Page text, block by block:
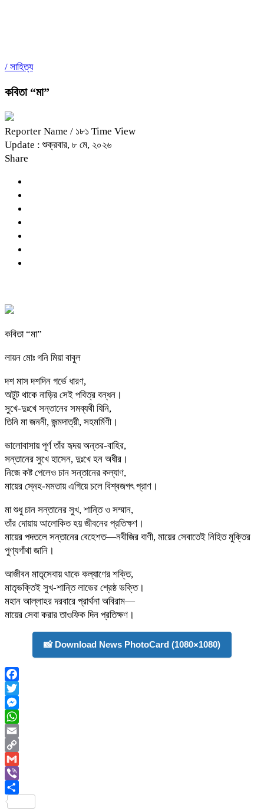
/ সাহিত্য
কবিতা “মা”
Reporter Name / ১৮১ Time View
Update : শুক্রবার, ৮ মে, ২০২৬
Share
কবিতা “মা”
লায়ন মোঃ গনি মিয়া বাবুল
দশ মাস দশদিন গর্ভে ধারণ,
অটুট থাকে নাড়ির সেই পবিত্র বন্ধন।
সুখে-দুঃখে সন্তানের সমব্যথী যিনি,
তিনি মা জননী, জন্মদাত্রী, সহমর্মিণী।
ভালোবাসায় পূর্ণ তাঁর হৃদয় অন্তর-বাহির,
সন্তানের সুখে হাসেন, দুঃখে হন অধীর।
নিজে কষ্ট পেলেও চান সন্তানের কল্যাণ,
মায়ের স্নেহ-মমতায় এগিয়ে চলে বিশ্বজগৎ প্রাণ।
মা শুধু চান সন্তানের সুখ, শান্তি ও সম্মান,
তাঁর দোয়ায় আলোকিত হয় জীবনের প্রতিক্ষণ।
মায়ের পদতলে সন্তানের বেহেশত—নবীজির বাণী, মায়ের সেবাতেই নিহিত মুক্তির
পুণ্যগাঁথা জানি।
আজীবন মাতৃসেবায় থাকে কল্যাণের শক্তি,
মাতৃভক্তিই সুখ-শান্তি লাভের শ্রেষ্ঠ ভক্তি।
মহান আল্লাহর দরবারে প্রার্থনা অবিরাম—
মায়ের সেবা করার তাওফিক দিন প্রতিক্ষণ।
📸 Download News PhotoCard (1080×1080)
Facebook
Twitter
Messenger
WhatsApp
Email
Copy
Link
Gmail
Viber